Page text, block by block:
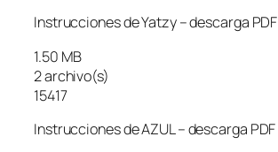
Instrucciones de Yatzy – descarga PDF
1.50 MB
2 archivo(s)
15417
Instrucciones de AZUL – descarga PDF